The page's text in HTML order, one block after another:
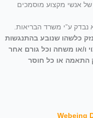
אנשי מקצוע מוסמכים
ע”י משרד הבריאות.
כלשהו שנובע בהתנגשות
ו/או משחה וכל גורם אחר
התאמה או כל חוסר
Webeing